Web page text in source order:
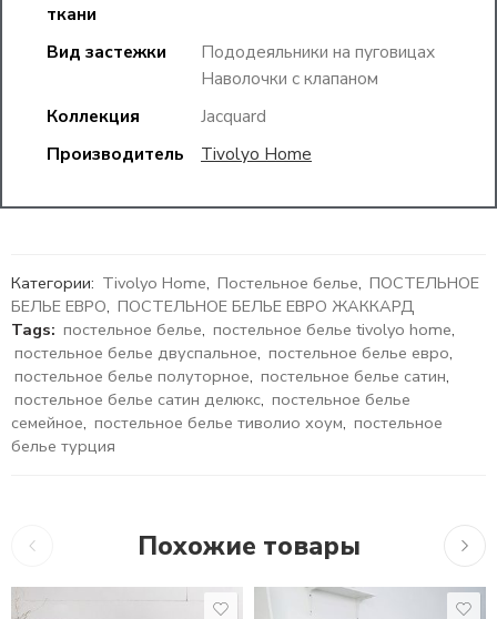
ткани
Вид застежки
Пододеяльники на пуговицах
Наволочки с клапаном
Коллекция
Jacquard
Производитель
Tivolyo Home
Категории: Tivolyo Home, Постельное белье, ПОСТЕЛЬНОЕ
БЕЛЬЕ ЕВРО, ПОСТЕЛЬНОЕ БЕЛЬЕ ЕВРО ЖАККАРД
Tags: постельное белье, постельное белье tivolyo home,
постельное белье двуспальное, постельное белье евро,
постельное белье полуторное, постельное белье сатин,
постельное белье сатин делюкс, постельное белье
семейное, постельное белье тиволио хоум, постельное
белье турция
Похожие товары